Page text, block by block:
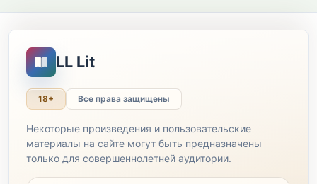
LL Lit
18+ Все права защищены
Некоторые произведения и пользовательские
материалы на сайте могут быть предназначены
только для совершеннолетней аудитории.